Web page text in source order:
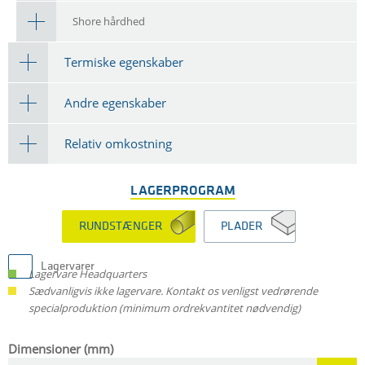
Shore hårdhed
Termiske egenskaber
Andre egenskaber
Relativ omkostning
LAGERPROGRAM
RUNDSTÆNGER PLADER
Lagervarer
Lagervare Headquarters
Sædvanligvis ikke lagervare. Kontakt os venligst vedrørende
specialproduktion (minimum ordrekvantitet nødvendig)
Dimensioner (mm)